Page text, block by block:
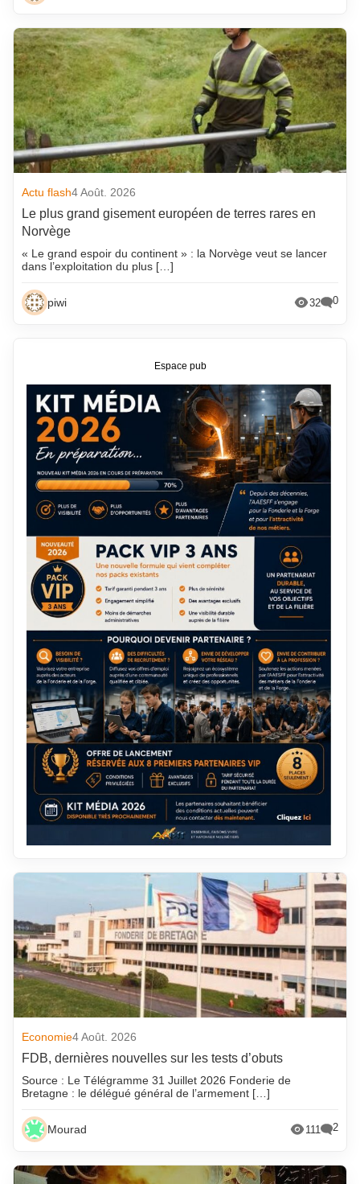
Actu flash4 Août. 2026
Le plus grand gisement européen de terres rares en
Norvège
« Le grand espoir du continent » : la Norvège veut se lancer
dans l’exploitation du plus […]
piwi 32 0
Economie4 Août. 2026
FDB, dernières nouvelles sur les tests d’obuts
Source : Le Télégramme 31 Juillet 2026 Fonderie de
Bretagne : le délégué général de l’armement […]
Mourad 111 2
Espace pub